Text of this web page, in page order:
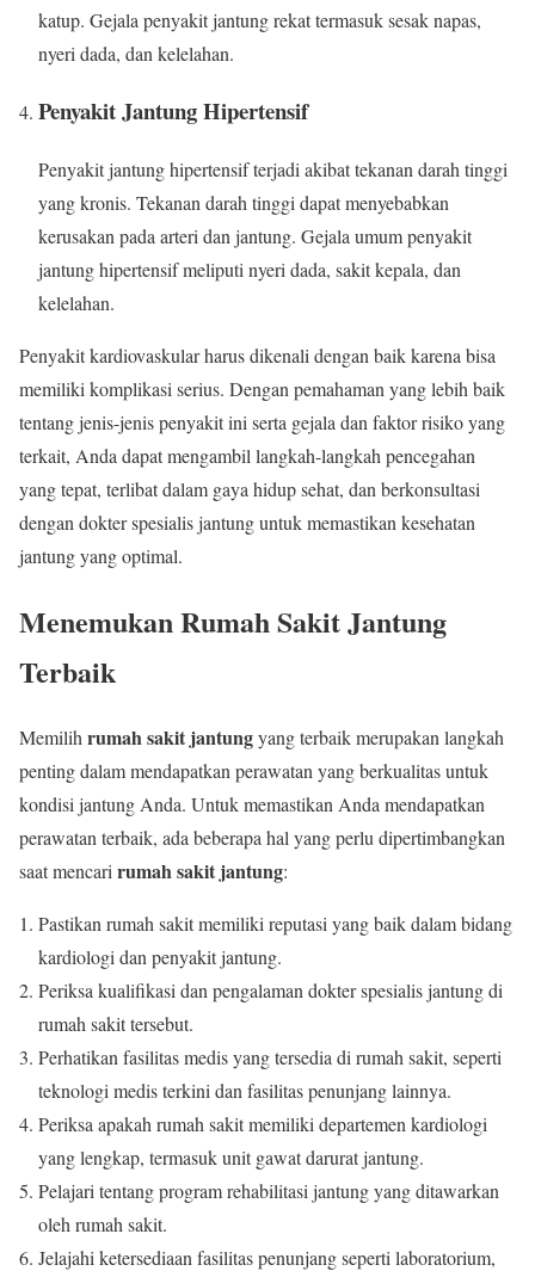
katup. Gejala penyakit jantung rekat termasuk sesak napas,
nyeri dada, dan kelelahan.
Penyakit Jantung Hipertensif
Penyakit jantung hipertensif terjadi akibat tekanan darah tinggi
yang kronis. Tekanan darah tinggi dapat menyebabkan
kerusakan pada arteri dan jantung. Gejala umum penyakit
jantung hipertensif meliputi nyeri dada, sakit kepala, dan
kelelahan.
Penyakit kardiovaskular harus dikenali dengan baik karena bisa
memiliki komplikasi serius. Dengan pemahaman yang lebih baik
tentang jenis-jenis penyakit ini serta gejala dan faktor risiko yang
terkait, Anda dapat mengambil langkah-langkah pencegahan
yang tepat, terlibat dalam gaya hidup sehat, dan berkonsultasi
dengan dokter spesialis jantung untuk memastikan kesehatan
jantung yang optimal.
Menemukan Rumah Sakit Jantung
Terbaik
Memilih rumah sakit jantungyang terbaik merupakan langkah
penting dalam mendapatkan perawatan yang berkualitas untuk
kondisi jantung Anda. Untuk memastikan Anda mendapatkan
perawatan terbaik, ada beberapa hal yang perlu dipertimbangkan
saat mencari rumah sakit jantung:
Pastikan rumah sakit memiliki reputasi yang baik dalam bidang
kardiologi dan penyakit jantung.
Periksa kualifikasi dan pengalaman dokter spesialis jantung di
rumah sakit tersebut.
Perhatikan fasilitas medis yang tersedia di rumah sakit, seperti
teknologi medis terkini dan fasilitas penunjang lainnya.
Periksa apakah rumah sakit memiliki departemen kardiologi
yang lengkap, termasuk unit gawat darurat jantung.
Pelajari tentang program rehabilitasi jantung yang ditawarkan
oleh rumah sakit.
Jelajahi ketersediaan fasilitas penunjang seperti laboratorium,